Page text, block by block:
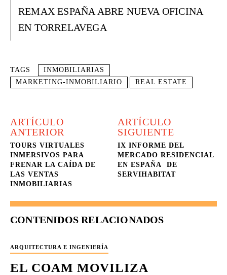
REMAX ESPAÑA ABRE NUEVA OFICINA
EN TORRELAVEGA
TAGS
INMOBILIARIAS
MARKETING-INMOBILIARIO
REAL ESTATE
ARTÍCULO
ANTERIOR
TOURS VIRTUALES
INMERSIVOS PARA
FRENAR LA CAÍDA DE
LAS VENTAS
INMOBILIARIAS
ARTÍCULO
SIGUIENTE
IX INFORME DEL
MERCADO RESIDENCIAL
EN ESPAÑA DE
SERVIHABITAT
CONTENIDOS RELACIONADOS
ARQUITECTURA E INGENIERÍA
EL COAM MOVILIZA